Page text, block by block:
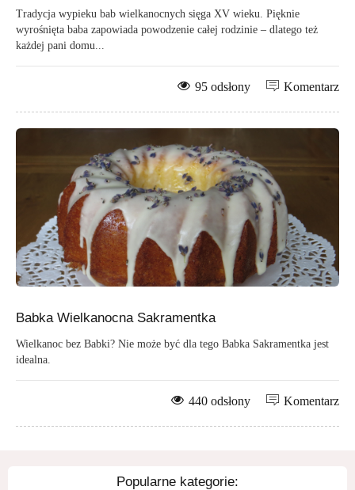
Tradycja wypieku bab wielkanocnych sięga XV wieku. Pięknie
wyrośnięta baba zapowiada powodzenie całej rodzinie – dlatego też
każdej pani domu...
Komentarz
95 odsłony
Babka Wielkanocna Sakramentka
Wielkanoc bez Babki? Nie może być dla tego Babka Sakramentka jest
idealna.
Komentarz
440 odsłony
Popularne kategorie: